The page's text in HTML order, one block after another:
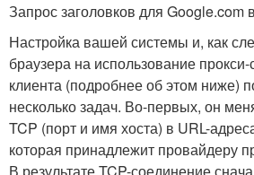
Запрос заголовков для Google.com
Настройка вашей системы и, как
браузера на использование
клиента (подробнее об этом ниже)
несколько задач. Во-первых, он
TCP (порт и имя хоста) в URL-
которая принадлежит провайдеру